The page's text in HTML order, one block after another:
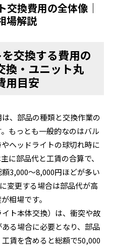
交換費用の全体像｜
場解説
交換する費用の
換・ユニット丸
用目安
、部品の種類と交換作業の
もっとも一般的なのはバル
ヘッドライトの球切れ時に
に部品代と工賃の合算で、
3,000～8,000円ほどが多い
変更する場合は部品代が高
相場です。
ト本体交換）は、衝突や故
る場合に必要となり、部品
賃を含めると総額で50,000